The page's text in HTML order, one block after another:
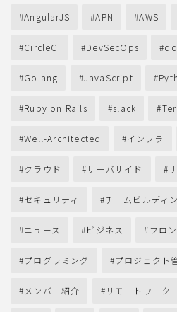
AngularJS APN AWS
CircleCI DevSecOps
Golang JavaScript
Ruby on Rails slack
Well-Architected インフラ
クラウド サーバサイド
セキュリティ チームビルディ
ニュース ビジネス フロ
プログラミング プロジェクト
メンバー紹介 リモートワーク